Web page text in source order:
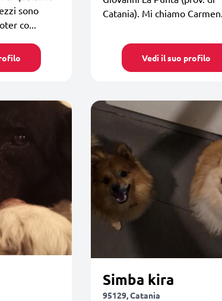
sono
co...
Catania). Mi chiamo Carmen.
Vedi il suo profilo
Simba kira
95129, Catania